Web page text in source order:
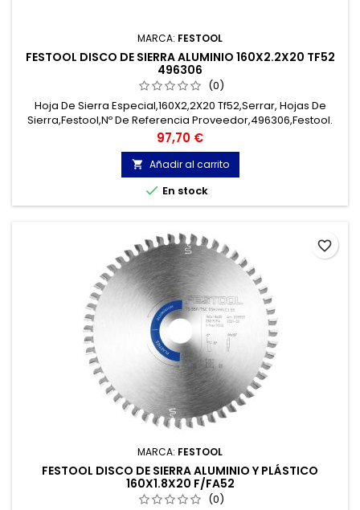
MARCA: FESTOOL
FESTOOL DISCO DE SIERRA ALUMINIO 160X2.2X20 TF52
496306
(0)
Hoja De Sierra Especial,160X2,2X20 Tf52,Serrar, Hojas De
Sierra,Festool,Nº De Referencia Proveedor,496306,Festool.
Esta sierra es indicada para Maquina TS55, TSC55, ATF55 Y
AP55
Precio
97,70 €
 Añadir al carrito
 En stock
MARCA: FESTOOL
FESTOOL DISCO DE SIERRA ALUMINIO Y PLÁSTICO
160X1.8X20 F/FA52
(0)
favorite_border